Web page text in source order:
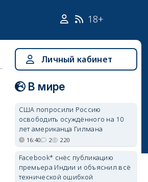
18+
Личный кабинет
В мире
США попросили Россию
освободить осуждённого на 10
лет американца Гилмана
16:40 2 220
Facebook* снёс публикацию
премьера Индии и объяснил всё
технической ошибкой